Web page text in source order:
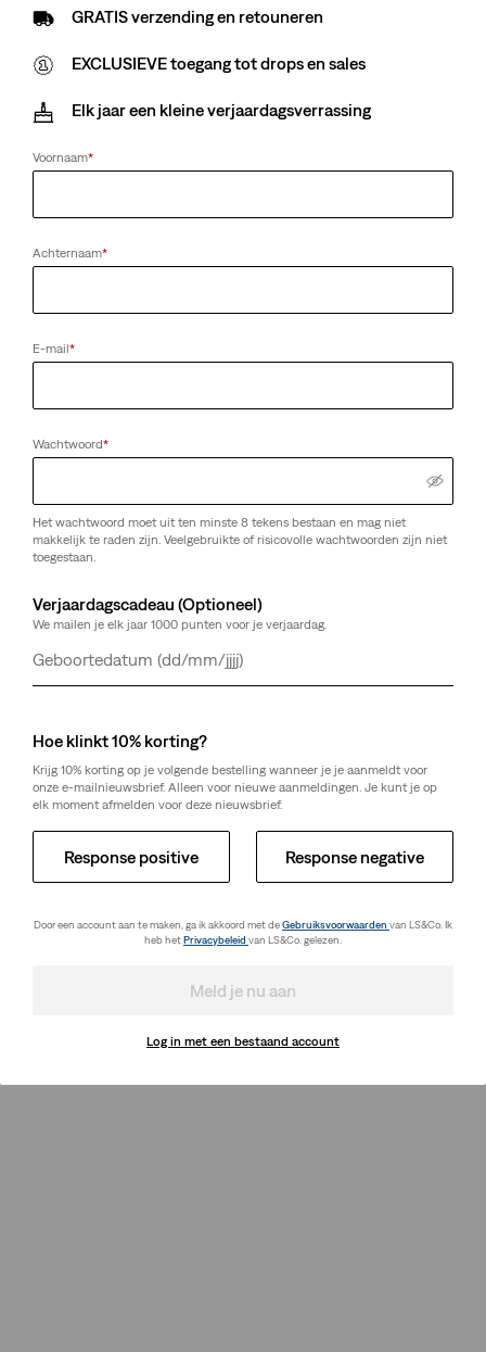
GRATIS verzending en retouneren
EXCLUSIEVE toegang tot drops en sales
Elk jaar een kleine verjaardagsverrassing
Voornaam*
Achternaam*
E-mail*
Wachtwoord*
Het wachtwoord moet uit ten minste 8 tekens bestaan en mag niet
makkelijk te raden zijn. Veelgebruikte of risicovolle wachtwoorden zijn niet
toegestaan.
Verjaardagscadeau (Optioneel)
We mailen je elk jaar 1000 punten voor je verjaardag.
Dag
Maand
Jaar
Hoe klinkt 10% korting?
Krijg 10% korting op je volgende bestelling wanneer je je aanmeldt voor
onze e-mailnieuwsbrief. Alleen voor nieuwe aanmeldingen. Je kunt je op
elk moment afmelden voor deze nieuwsbrief.
Response positive Response negative
Door een account aan te maken, ga ik akkoord met deGebruiksvoorwaarden van LS&Co. Ik
heb hetPrivacybeleid van LS&Co. gelezen.
Meld je nu aan
Log in met een bestaand account